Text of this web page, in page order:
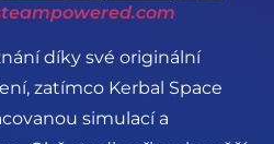
díky své originální
zatímco Kerbal Space
simulací a